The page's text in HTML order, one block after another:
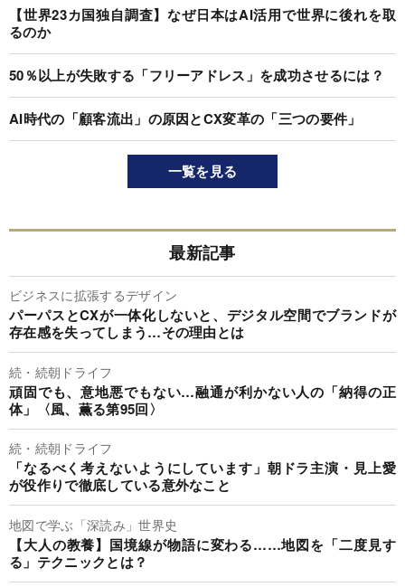
【世界23カ国独自調査】なぜ日本はAI活用で世界に後れを取
るのか
50％以上が失敗する「フリーアドレス」を成功させるには？
AI時代の「顧客流出」の原因とCX変革の「三つの要件」
一覧を見る
最新記事
ビジネスに拡張するデザイン
パーパスとCXが一体化しないと、デジタル空間でブランドが
存在感を失ってしまう…その理由とは
続・続朝ドライフ
頑固でも、意地悪でもない…融通が利かない人の「納得の正
体」〈風、薫る第95回〉
続・続朝ドライフ
「なるべく考えないようにしています」朝ドラ主演・見上愛
が役作りで徹底している意外なこと
地図で学ぶ「深読み」世界史
【大人の教養】国境線が物語に変わる……地図を「二度見す
る」テクニックとは？